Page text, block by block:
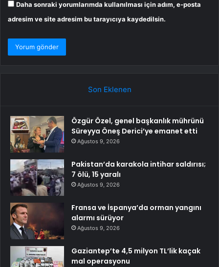
Daha sonraki yorumlarımda kullanılması için adım, e-posta
adresim ve site adresim bu tarayıcıya kaydedilsin.
Son Eklenen
Özgür Özel, genel başkanlık mührünü
Süreyya Öneş Derici’ye emanet etti
Ağustos 9, 2026
Pakistan’da karakola intihar saldırısı;
7 ölü, 15 yaralı
Ağustos 9, 2026
Fransa ve İspanya’da orman yangını
alarmı sürüyor
Ağustos 9, 2026
Gaziantep’te 4,5 milyon TL’lik kaçak
mal operasyonu